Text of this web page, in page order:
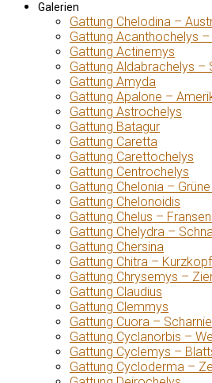
Galerien
Gattung Chelodina –
Gattung Acanthochelys
Gattung Actinemys
Gattung Aldabrachelys –
Gattung Amyda
Gattung Apalone –
Gattung Astrochelys
Gattung Batagur
Gattung Caretta
Gattung Carettochelys
Gattung Centrochelys
Gattung Chelonia –
Gattung Chelonoidis
Gattung Chelus –
Gattung Chelydra –
Gattung Chersina
Gattung Chitra –
Gattung Chrysemys –
Gattung Claudius
Gattung Clemmys
Gattung Cuora –
Gattung Cyclanorbis –
Gattung Cyclemys –
Gattung Cycloderma –